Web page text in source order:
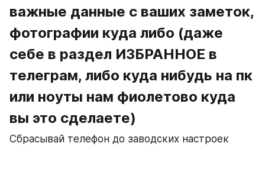
важные данные с ваших заметок,
фотографии куда либо (даже
себе в раздел ИЗБРАННОЕ в
телеграм, либо куда нибудь на пк
или ноуты нам фиолетово куда
вы это сделаете)
Сбрасывай телефон до заводских настроек